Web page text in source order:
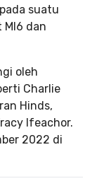
suatu
dan
oleh
Charlie
Hinds,
Ifeachor.
2022 di